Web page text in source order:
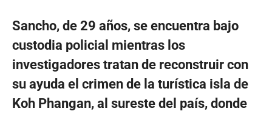
Sancho, de 29 años, se encuentra bajo
custodia policial mientras los
investigadores tratan de reconstruir con
su ayuda el crimen de la turística isla de
Koh Phangan, al sureste del país, donde